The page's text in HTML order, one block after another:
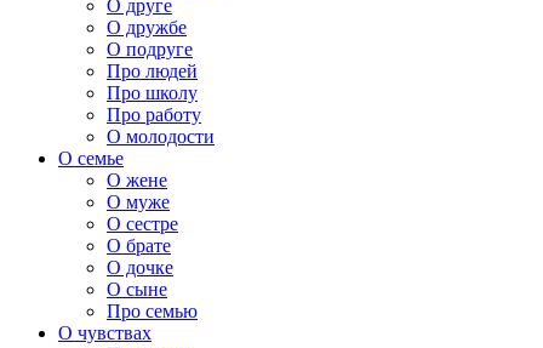
О друге
О дружбе
О подруге
Про людей
Про школу
Про работу
О молодости
О семье
О жене
О муже
О сестре
О брате
О дочке
О сыне
Про семью
О чувствах